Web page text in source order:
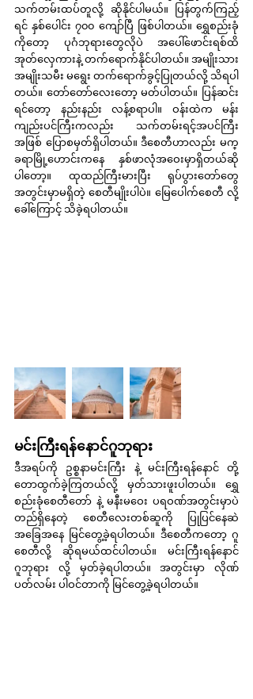
သက်တမ်းထပ်တူလို့ ဆိုနိုင်ပါမယ်။ ပြန်တွက်ကြည့်
ရင် နှစ်ပေါင်း ၇၀၀ ကျော်ပြီ ဖြစ်ပါတယ်။ ရွှေစည်းခုံ
ကိုတော့ ပုဂံဘုရားတွေလိုပဲ အပေါ်ဖောင်းရစ်ထိ
အုတ်လှေကားနဲ့ တက်ရောက်နိုင်ပါတယ်။ အမျိုးသား
အမျိုးသမီး မရွေး တက်ရောက်ခွင့်ပြုတယ်လို့ သိရပါ
တယ်။ တော်တော်လေးတော့ မတ်ပါတယ်။ ပြန်ဆင်း
ရင်တော့ နည်းနည်း လန့်စရာပါ။ ဝန်းထဲက မန်း
ကျည်းပင်ကြီးကလည်း သက်တမ်းရင့်အပင်ကြီး
အဖြစ် ပြောစမှတ်ရှိပါတယ်။ ဒီစေတီဟာလည်း မက္
ခရာမြို့ဟောင်းကနေ နှစ်ဖာလုံအဝေးမှာရှိတယ်ဆို
ပါတော့။ ထုထည်ကြီးမားပြီး ရုပ်ပွားတော်တွေ
အတွင်းမှာမရှိတဲ့ စေတီမျိုးပါပဲ။ မြေပေါက်စေတီ လို့
ခေါ်ကြောင့် သိခဲ့ရပါတယ်။
မင်းကြီးရန်နောင်ဂူဘုရား
ဒီအရပ်ကို ဥစ္စနာမင်းကြီး နဲ့ မင်းကြီးရန်နောင် တို့
တောထွက်ခဲ့ကြတယ်လို့ မှတ်သားဖူးပါတယ်။ ရွှေ
စည်းခုံစေတီတော် နဲ့ မနီးမဝေး ပရဝဏ်အတွင်းမှာပဲ
တည်ရှိနေတဲ့ စေတီလေးတစ်ဆူကို ပြုပြင်နေဆဲ
အခြေအနေ မြင်တွေ့ခဲ့ရပါတယ်။ ဒီစေတီကတော့ ဂူ
စေတီလို့ ဆိုရမယ်ထင်ပါတယ်။ မင်းကြီးရန်နောင်
ဂူဘုရား လို့ မှတ်ခဲ့ရပါတယ်။ အတွင်းမှာ လိုဏ်
ပတ်လမ်း ပါဝင်တာကို မြင်တွေ့ခဲ့ရပါတယ်။